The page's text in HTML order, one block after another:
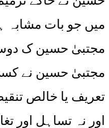
میں جو بات مشابہ
مجتبیٰ حسین ک
مجتبیٰ حسین نے
تعریف یا خالص
اور نہ تساہل اور